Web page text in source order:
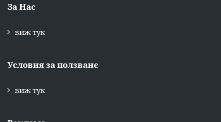
За Нас
виж тук
Условия за ползване
виж тук